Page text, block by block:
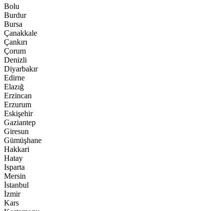
Bolu
Burdur
Bursa
Çanakkale
Çankırı
Çorum
Denizli
Diyarbakır
Edirne
Elazığ
Erzincan
Erzurum
Eskişehir
Gaziantep
Giresun
Gümüşhane
Hakkari
Hatay
Isparta
Mersin
İstanbul
İzmir
Kars